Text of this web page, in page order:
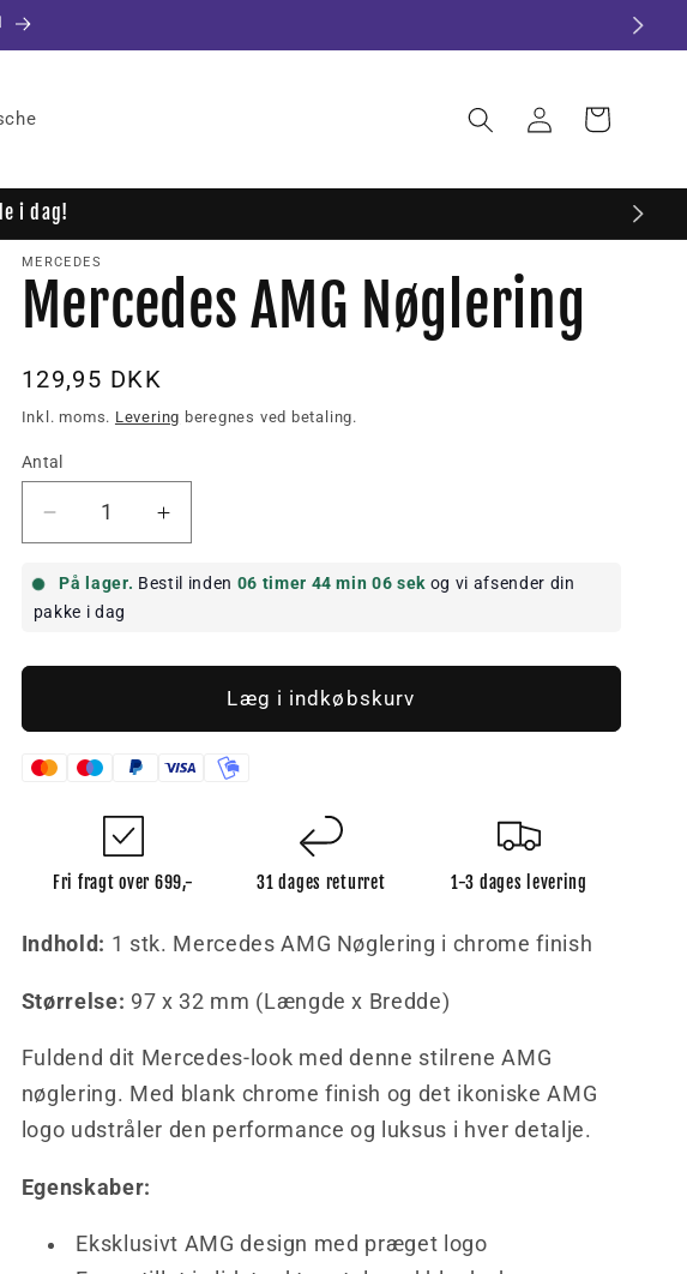
Log
ind
Indkøbskurv
i dag!
MERCEDES
Mercedes AMG Nøglering
Normalpris
129,95 DKK
Inkl. moms. Levering beregnes ved betaling.
Antal
Reducer
antallet
for
Mercedes
Nøglering
Øg
antallet
for
Nøglering
På lager. Bestil inden 06 timer 44 min06 sek og vi afsender din
pakke i dag
Læg i indkøbskurv
Fri fragt over 699,- 31 dages returret 1-3 dages levering
Indhold: 1 stk. Mercedes AMG Nøglering i chrome finish
Størrelse: 97 x 32 mm (Længde x Bredde)
Fuldend dit Mercedes-look med denne stilrene AMG
nøglering. Med blank chrome finish og det ikoniske AMG
logo udstråler den performance og luksus i hver detalje.
Egenskaber:
Eksklusivt AMG design med præget logo